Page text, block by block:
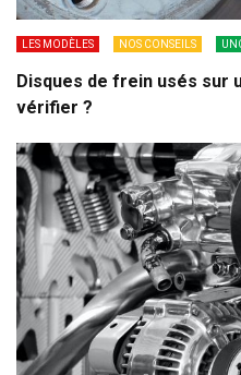
LES MODÈLES NOS CONSEILS
Disques de frein usés sur
vérifier ?